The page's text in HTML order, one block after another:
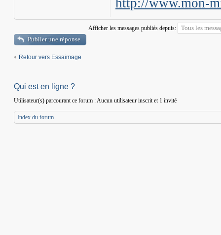
http://www.mon-
Afficher les messages publiés depuis:
Publier une réponse
Retour vers Essaimage
Qui est en ligne ?
Utilisateur(s) parcourant ce forum : Aucun utilisateur inscrit et 1 invité
Index du forum